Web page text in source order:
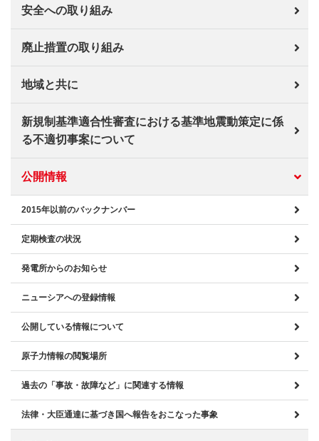
安全への取り組み
廃止措置の取り組み
地域と共に
新規制基準適合性審査における基準地震動策定に係
る不適切事案について
公開情報
2015年以前のバックナンバー
定期検査の状況
発電所からのお知らせ
ニューシアへの登録情報
公開している情報について
原子力情報の閲覧場所
過去の「事故・故障など」に関連する情報
法律・大臣通達に基づき国へ報告をおこなった事象